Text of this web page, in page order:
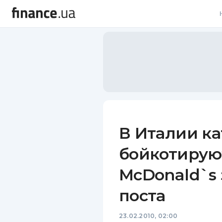
В Италии
McDonald`s
поста
23.02.2010, 02:00